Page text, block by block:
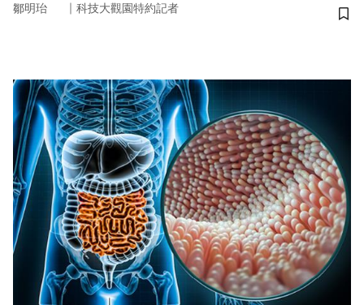
鄒明珆 ｜ 科技大觀園特約記者
儲